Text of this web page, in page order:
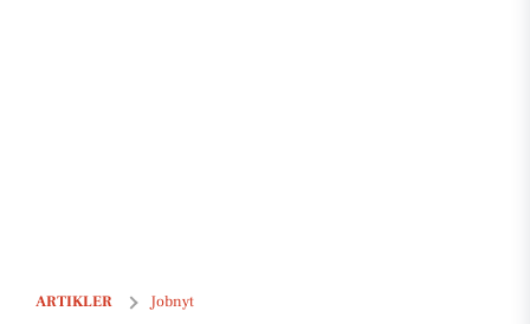
ARTIKLER Jobnyt
Dansk- og engelsklærer til udskolingen på Nordregårdsskolen i